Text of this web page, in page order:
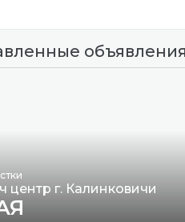
объявления
г. Калинковичи